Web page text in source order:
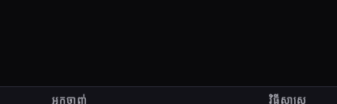
អ្នកចាញ់ វិធីសាស្រ្ត